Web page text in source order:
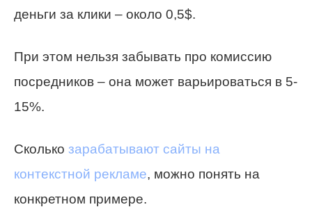
деньги за клики – около 0,5$.
При этом нельзя забывать про комиссию
посредников – она может варьироваться в 5-
15%.
Сколько зарабатывают сайты на
контекстной рекламе, можно понять на
конкретном примере.